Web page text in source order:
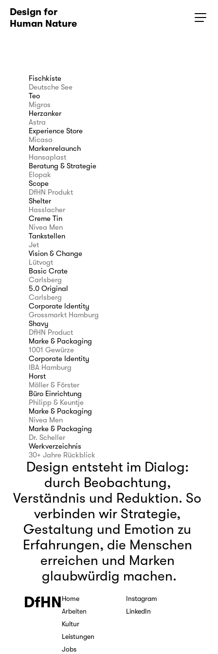
Design entsteht im Dialog:
durch Beobachtung,
Verständnis und Reduktion. So
verbinden wir Strategie,
Gestaltung und Emotion zu
Erfahrungen, die Menschen
erreichen und Marken
glaubwürdig machen.
Fischkiste
Deutsche See
Teo
Migros
Herzanker
Astra
Experience Store
Micasa
Markenrelaunch
Hansaplast
Beratung & Strategie
Elopak
Scope
DfHN Produkt
Shelter
Hasslacher
Creme Tin
Nivea Men
Tankstellen
Jet
Vision & Change
Lütvogt
Basic Crate
Carlsberg
5.0 Original
Carlsberg
Corporate ldentity
Grossmarkt Hamburg
Shavy
DfHN Product
Marke & Packaging
1001 Gewürze
Corporate Identity
IBA Hamburg
Horst
Möller & Förster
Büro Einrichtung
Philipp & Keuntje
Marke & Packaging
Nivea Men
Marke & Packaging
Dr. Scheller
Werkverzeichnis
30+ Jahre Rückblick
DfHNHome
Arbeiten
Kultur
Leistungen
Jobs
Instagram
LinkedIn
Design for
Human Nature